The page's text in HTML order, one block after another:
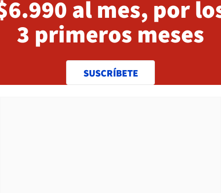
al mes, por
3 primeros meses
SUSCRÍBETE